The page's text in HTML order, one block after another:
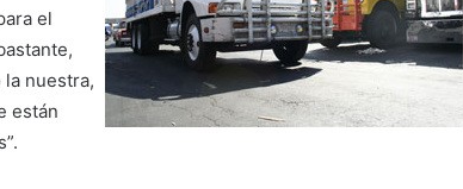
el
nuestra,
están